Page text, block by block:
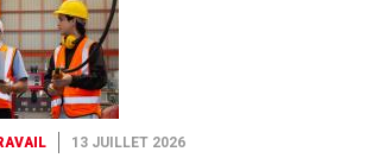
13 JUILLET 2026